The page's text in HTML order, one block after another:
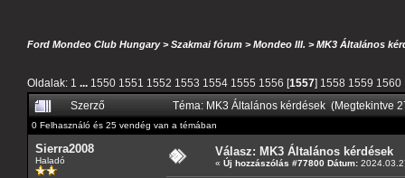
Ford Mondeo Club Hungary>Szakmai fórum >Mondeo III. >MK3 Általános
Oldalak: 1 ... 1550 1551 1552 1553 1554 1555 1556 [1557] 1558 1559 1560
Szerző
Téma: MK3 Általános kérdések (Megtekintve
0 Felhasználó és 25 vendég van a témában
Sierra2008
Haladó
Válasz: MK3 Általános kérdések
« Új hozzászólás #77800 Dátum: